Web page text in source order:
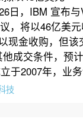
汽车
日，IBM 宣布
，将以46亿美
现金收购，但该
成交条件，预
立于2007年，业
技